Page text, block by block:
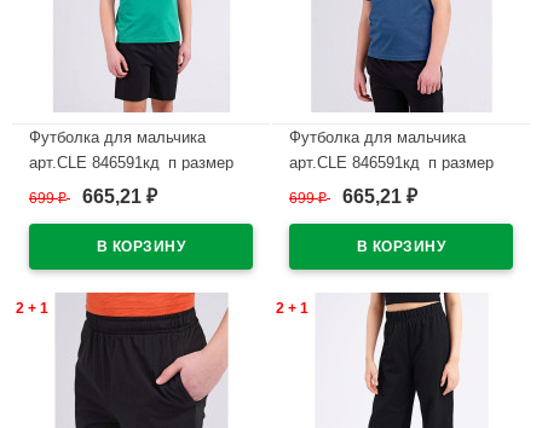
Футболка для мальчика
арт.CLE 846591кд_п размер
34/134-42/158 цвет зеленый
699₽ 665,21 ₽
Футболка для мальчика
арт.CLE 846591кд_п размер
34/134-42/158 цвет джинсовый
699₽ 665,21 ₽
2 + 1 2 + 1